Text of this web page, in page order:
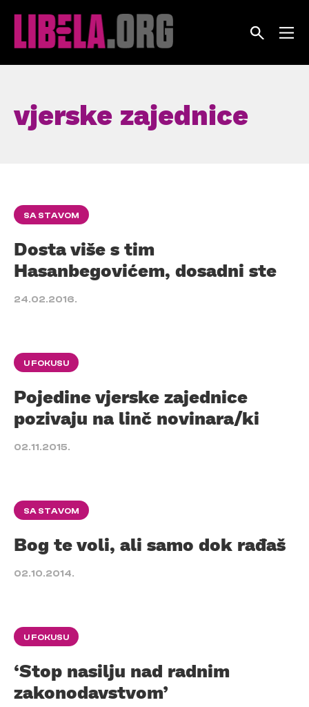
vjerske zajednice
SA STAVOM
Dosta više s tim
Hasanbegovićem, dosadni ste
24.02.2016.
U FOKUSU
Pojedine vjerske zajednice
pozivaju na linč novinara/ki
02.11.2015.
SA STAVOM
Bog te voli, ali samo dok rađaš
02.10.2014.
U FOKUSU
‘Stop nasilju nad radnim
zakonodavstvom’